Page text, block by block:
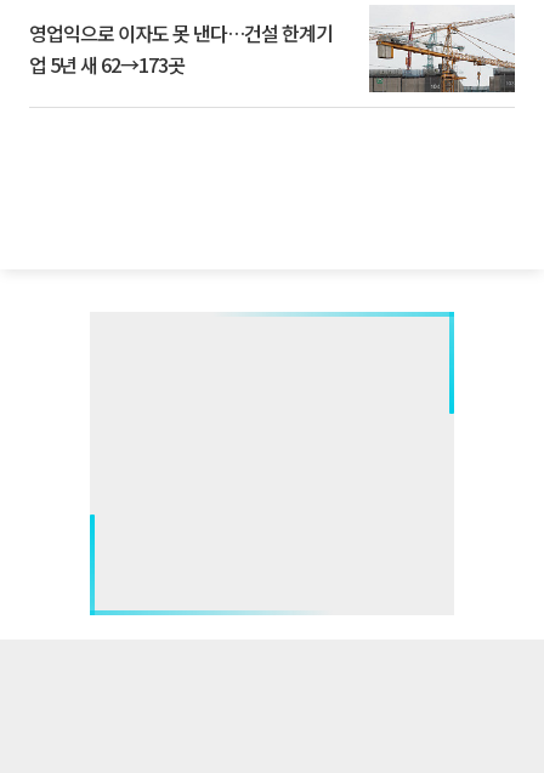
영업익으로 이자도 못 낸다…건설 한계기
업 5년 새 62→173곳